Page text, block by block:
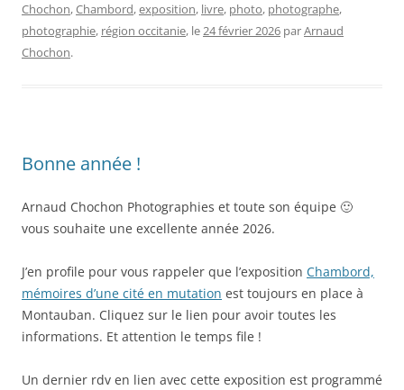
Chochon,Chambord,exposition, livre, photo, photographe,
photographie, région occitanie, le24 février 2026 parArnaud
Chochon.
Bonne année !
Arnaud Chochon Photographies et toute son équipe 🙂
vous souhaite une excellente année 2026.
J’en profile pour vous rappeler que l’exposition Chambord,
mémoires d’une cité en mutation est toujours en place à
Montauban. Cliquez sur le lien pour avoir toutes les
informations. Et attention le temps file !
Un dernier rdv en lien avec cette exposition est programmé